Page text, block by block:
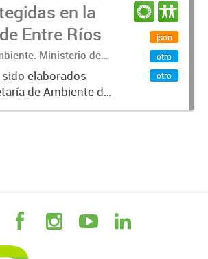
en la
Entre Ríos
Ministerio de
Gobierno de
elaborados
de Ambiente de
Ríos y se
json
otro
otro